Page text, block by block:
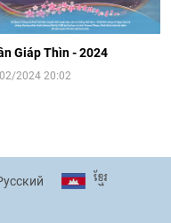
nhân dân Thủ đô
hiệu quả nguồn lực
ở nước ngoài
khí hậu
Giáp Thìn - 2024
2024 20:02
ខ្មែរ